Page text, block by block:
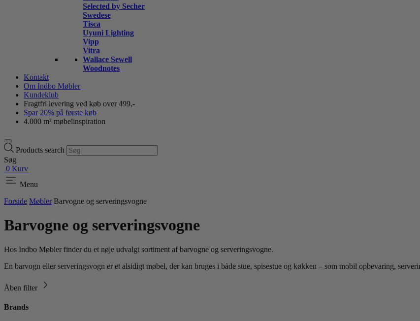
Selected by Secher
Swedese
Tisca
Uyuni Lighting
Vipp
Vitra
Wallace Sewell
Woodnotes
Kontakt
Om Indbo Møbler
Kundeklub
Fragtfri levering ved køb over 499,-
Spar 20% på første køb
4.000 m² møbelinspiration
Products search
Søg
0 Kurv
Menu
Forside Møbler Barvogne og serveringsvogne
Barvogne og serveringsvogne
Hos Indbo Møbler finder du et nøje udvalgt sortiment af barvogne og serveringsvogne.
En barvogn eller serveringsvogn er et alsidigt møbel, der kan bruges i både stue, spisestue og køkken – som mobil opbevaring,
Åben filter
Brands